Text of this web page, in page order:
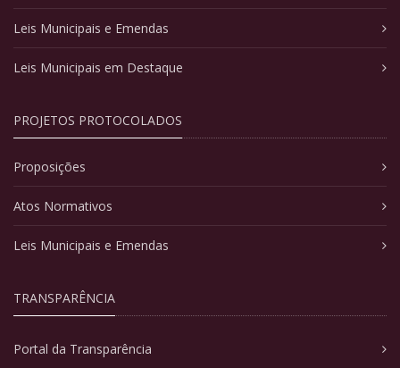
Leis Municipais e Emendas
Leis Municipais em Destaque
PROJETOS PROTOCOLADOS
Proposições
Atos Normativos
Leis Municipais e Emendas
TRANSPARÊNCIA
Portal da Transparência